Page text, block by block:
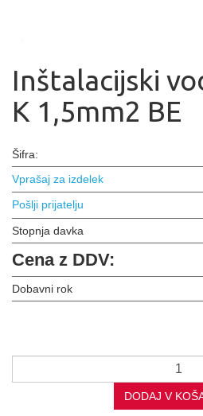
Inštalacijski
K 1,5mm2 BE
Šifra:
Vprašaj za izdelek
Pošlji prijatelju
Stopnja davka
Cena z DDV:
Dobavni rok
DODAJ V